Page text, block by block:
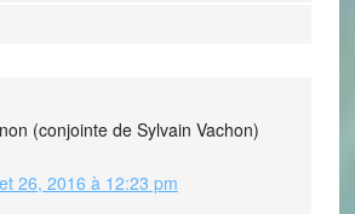
(conjointe de Sylvain Vachon)
26, 2016 à 12:23 pm